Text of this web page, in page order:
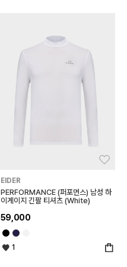
EIDER
PERFORMANCE (퍼포먼스) 남성 하
이게이지 긴팔 티셔츠 (White)
59,000
1